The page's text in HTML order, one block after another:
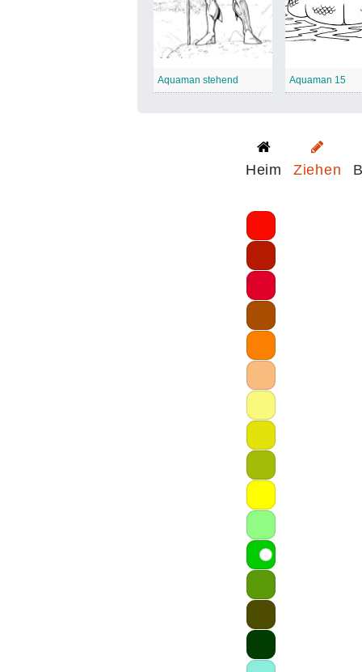
Aquaman stehend Aquaman 15
Heim Ziehen